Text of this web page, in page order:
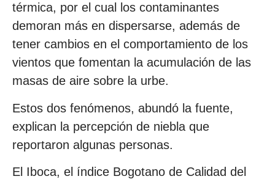
térmica, por el cual los contaminantes
demoran más en dispersarse, además de
tener cambios en el comportamiento de los
vientos que fomentan la acumulación de las
masas de aire sobre la urbe.
Estos dos fenómenos, abundó la fuente,
explican la percepción de niebla que
reportaron algunas personas.
El Iboca, el índice Bogotano de Calidad del